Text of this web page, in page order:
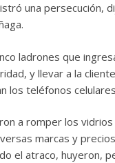
una persecución,
ladrones que
y llevar a la
los teléfonos
a romper los
marcas y
el atraco, huyeron,